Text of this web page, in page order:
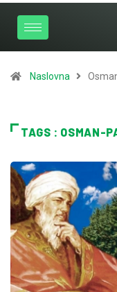
Naslovna
TAGS : OSMAN-